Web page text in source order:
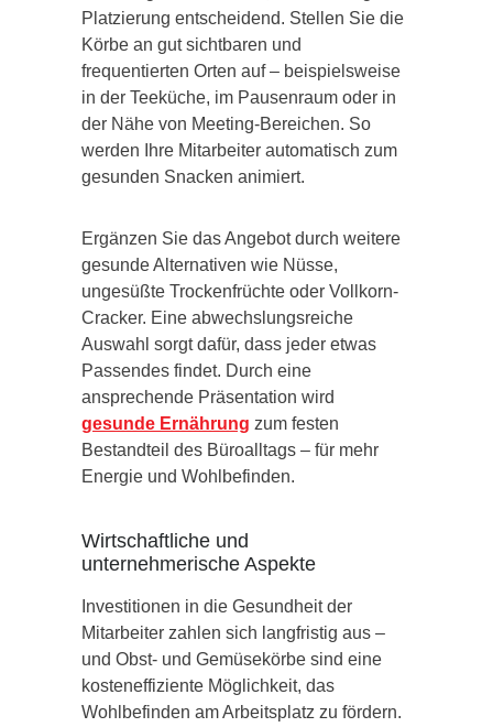
Platzierung entscheidend. Stellen Sie die
Körbe an gut sichtbaren und
frequentierten Orten auf – beispielsweise
in der Teeküche, im Pausenraum oder in
der Nähe von Meeting-Bereichen. So
werden Ihre Mitarbeiter automatisch zum
gesunden Snacken animiert.
Ergänzen Sie das Angebot durch weitere
gesunde Alternativen wie Nüsse,
ungesüßte Trockenfrüchte oder Vollkorn-
Cracker. Eine abwechslungsreiche
Auswahl sorgt dafür, dass jeder etwas
Passendes findet. Durch eine
ansprechende Präsentation wird
gesunde Ernährung zum festen
Bestandteil des Büroalltags – für mehr
Energie und Wohlbefinden.
Wirtschaftliche und
unternehmerische Aspekte
Investitionen in die Gesundheit der
Mitarbeiter zahlen sich langfristig aus –
und Obst- und Gemüsekörbe sind eine
kosteneffiziente Möglichkeit, das
Wohlbefinden am Arbeitsplatz zu fördern.